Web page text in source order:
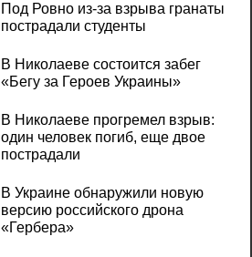
Под Ровно из-за взрыва гранаты
пострадали студенты
В Николаеве состоится забег
«Бегу за Героев Украины»
В Николаеве прогремел взрыв:
один человек погиб, еще двое
пострадали
В Украине обнаружили новую
версию российского дрона
«Гербера»